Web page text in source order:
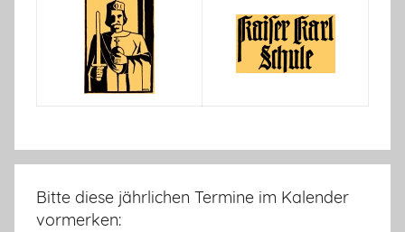
Bitte diese jährlichen Termine im Kalender
vormerken: